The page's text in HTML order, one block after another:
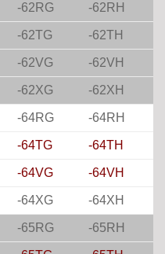
-62RG -62RH
-62TG -62TH
-62VG -62VH
-62XG -62XH
-64RG -64RH
-64TG -64TH
-64VG -64VH
-64XG -64XH
-65RG -65RH